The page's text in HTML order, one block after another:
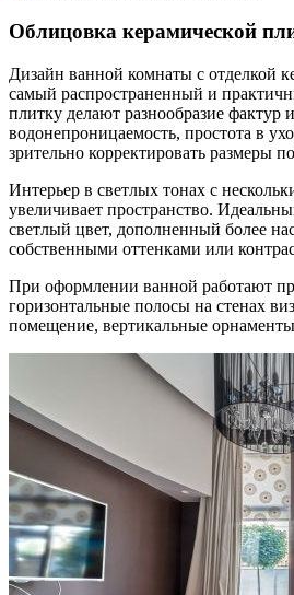
Облицовка керамической
Дизайн ванной комнаты с отделкой
самый распространенный и
плитку делают разнообразие фактур
водонепроницаемость, простота в
зрительно корректировать размеры
Интерьер в светлых тонах с
увеличивает пространство.
светлый цвет, дополненный более
собственными оттенками или
При оформлении ванной работают
горизонтальные полосы на стенах
помещение, вертикальные